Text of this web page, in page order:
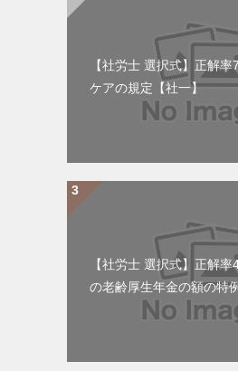
【社労士 選択式】正解
ケアの規定【社一】
【社労士 選択式】正解
の老齢厚生年金の額の特